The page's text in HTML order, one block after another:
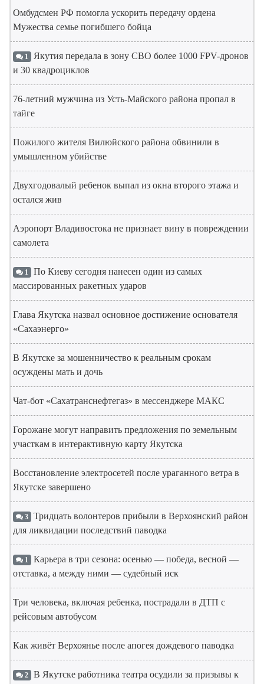
Омбудсмен РФ помогла ускорить передачу ордена
Мужества семье погибшего бойца
1 Якутия передала в зону СВО более 1000 FPV-дронов
и 30 квадроциклов
76-летний мужчина из Усть-Майского района пропал в
тайге
Пожилого жителя Вилюйского района обвинили в
умышленном убийстве
Двухгодовалый ребенок выпал из окна второго этажа и
остался жив
Аэропорт Владивостока не признает вину в повреждении
самолета
1 По Киеву сегодня нанесен один из самых
массированных ракетных ударов
Глава Якутска назвал основное достижение основателя
«Сахаэнерго»
В Якутске за мошенничество к реальным срокам
осуждены мать и дочь
Чат-бот «Сахатранснефтегаз» в мессенджере МАКС
Горожане могут направить предложения по земельным
участкам в интерактивную карту Якутска
Восстановление электросетей после ураганного ветра в
Якутске завершено
3 Тридцать волонтеров прибыли в Верхоянский район
для ликвидации последствий паводка
1 Карьера в три сезона: осенью — победа, весной —
отставка, а между ними — судебный иск
Три человека, включая ребенка, пострадали в ДТП с
рейсовым автобусом
Как живёт Верхоянье после апогея дождевого паводка
2 В Якутске работника театра осудили за призывы к